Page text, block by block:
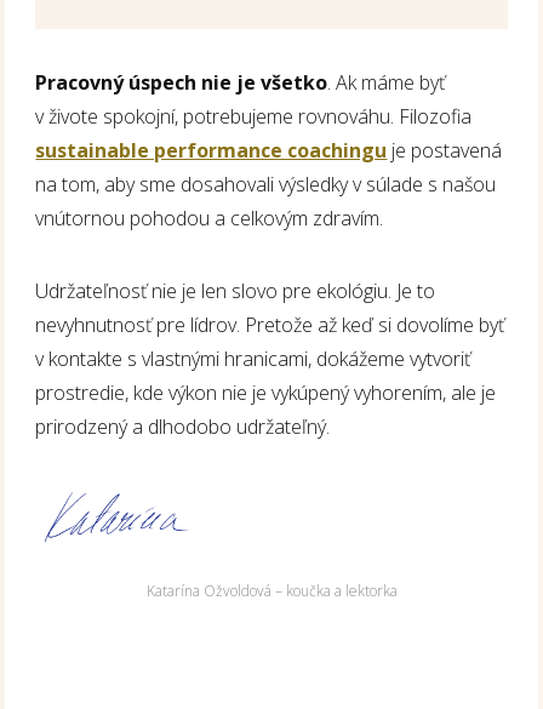
Pracovný úspech nie je všetko. Ak máme byť
v živote spokojní, potrebujeme rovnováhu. Filozofia
sustainable performance coachingu je postavená
na tom, aby sme dosahovali výsledky v súlade s našou
vnútornou pohodou a celkovým zdravím.
Udržateľnosť nie je len slovo pre ekológiu. Je to
nevyhnutnosť pre lídrov. Pretože až keď si dovolíme byť
v kontakte s vlastnými hranicami, dokážeme vytvoriť
prostredie, kde výkon nie je vykúpený vyhorením, ale je
prirodzený a dlhodobo udržateľný.
Katarína Ožvoldová – koučka a lektorka